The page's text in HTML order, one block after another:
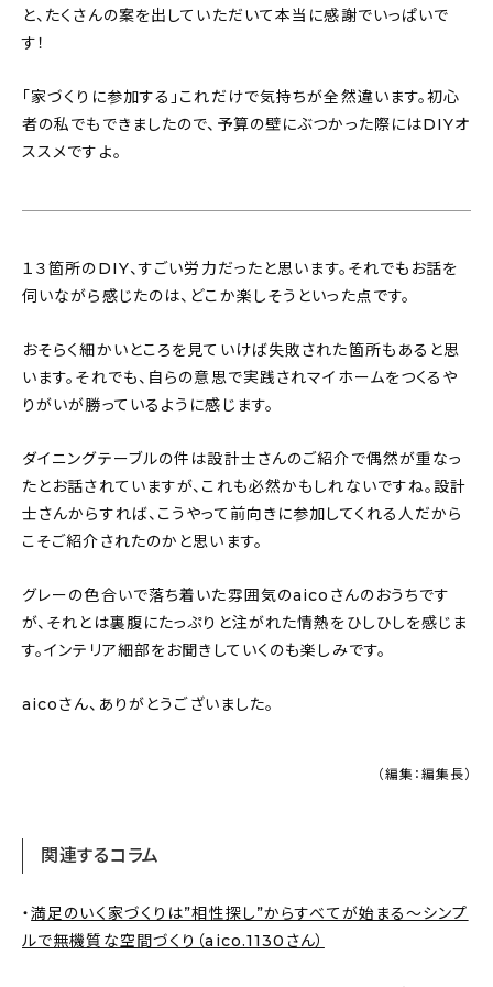
と、たくさんの案を出していただいて本当に感謝でいっぱいで
す！
「家づくりに参加する」これだけで気持ちが全然違います。初心
者の私でもできましたので、予算の壁にぶつかった際にはDIYオ
ススメですよ。
１３箇所のDIY、すごい労力だったと思います。それでもお話を
伺いながら感じたのは、どこか楽しそうといった点です。
おそらく細かいところを見ていけば失敗された箇所もあると思
います。それでも、自らの意思で実践されマイホームをつくるや
りがいが勝っているように感じます。
ダイニングテーブルの件は設計士さんのご紹介で偶然が重なっ
たとお話されていますが、これも必然かもしれないですね。設計
士さんからすれば、こうやって前向きに参加してくれる人だから
こそご紹介されたのかと思います。
グレーの色合いで落ち着いた雰囲気のaicoさんのおうちです
が、それとは裏腹にたっぷりと注がれた情熱をひしひしを感じま
す。インテリア細部をお聞きしていくのも楽しみです。
aicoさん、ありがとうございました。
（編集：編集長）
関連するコラム
・満足のいく家づくりは”相性探し”からすべてが始まる〜シンプ
ルで無機質な空間づくり（aico.1130さん）